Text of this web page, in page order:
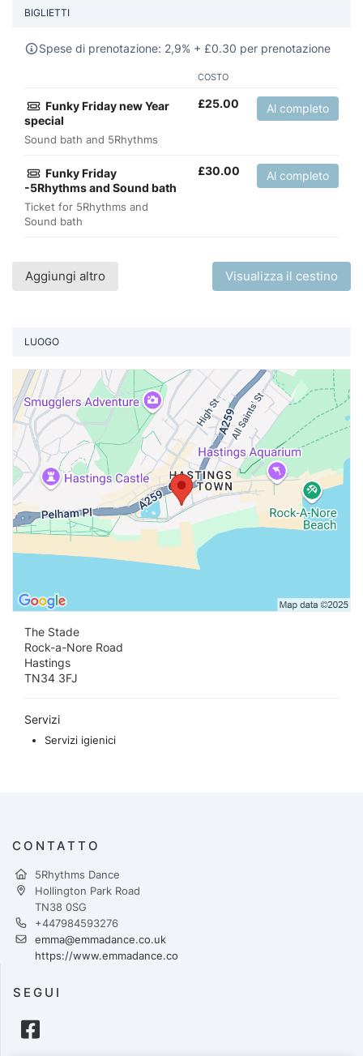
BIGLIETTI
Spese di prenotazione: 2,9% + £0.30 per prenotazione
COSTO
Funky Friday new Year
special
Sound bath and 5Rhythms
£25.00 Al completo
Funky Friday
-5Rhythms and Sound bath
Ticket for 5Rhythms and
Sound bath
£30.00 Al completo
Aggiungi altro Visualizza il cestino
LUOGO
The Stade
Rock-a-Nore Road
Hastings
TN34 3FJ
Servizi
Servizi igienici
CONTATTO
5Rhythms Dance
Hollington Park Road
TN38 0SG
+447984593276
emma@emmadance.co.uk
https://www.emmadance.co
SEGUI